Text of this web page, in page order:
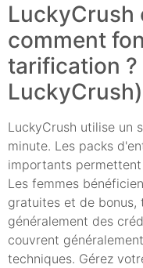
comment
tarification ?
LuckyCrush)
LuckyCrush utilise un
minute. Les packs
importants
Les femmes
gratuites et de bonus,
généralement des
couvrent
techniques. Gérez